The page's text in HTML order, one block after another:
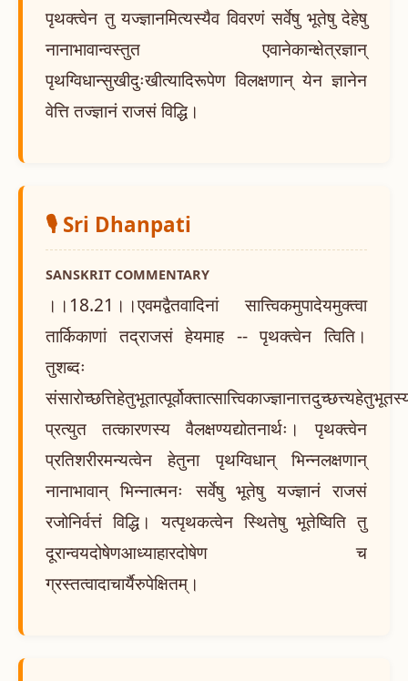
पृथक्त्वेन तु यज्ज्ञानमित्यस्यैव विवरणं सर्वेषु भूतेषु देहेषु
नानाभावान्वस्तुत एवानेकान्क्षेत्रज्ञान्
पृथग्विधान्सुखीदुःखीत्यादिरूपेण विलक्षणान् येन ज्ञानेन
वेत्ति तज्ज्ञानं राजसं विद्धि।
🎙️ Sri Dhanpati
SANSKRIT COMMENTARY
।।18.21।।एवमद्वैतवादिनां सात्त्विकमुपादेयमुक्त्वा
तार्किकाणां तद्राजसं हेयमाह -- पृथक्त्वेन त्विति।
तुशब्दः
प्रत्युत तत्कारणस्य वैलक्षण्यद्योतनार्थः। पृथक्त्वेन
प्रतिशरीरमन्यत्वेन हेतुना पृथग्विधान् भिन्नलक्षणान्
नानाभावान् भिन्नात्मनः सर्वेषु भूतेषु यज्ज्ञानं राजसं
रजोनिर्वत्तं विद्धि। यत्पृथकत्वेन स्थितेषु भूतेष्विति तु
दूरान्वयदोषेणआध्याहारदोषेण च
ग्रस्तत्वादाचार्यैरुपेक्षितम्।